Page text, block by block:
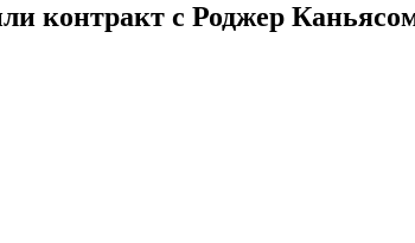
контракт с Роджер